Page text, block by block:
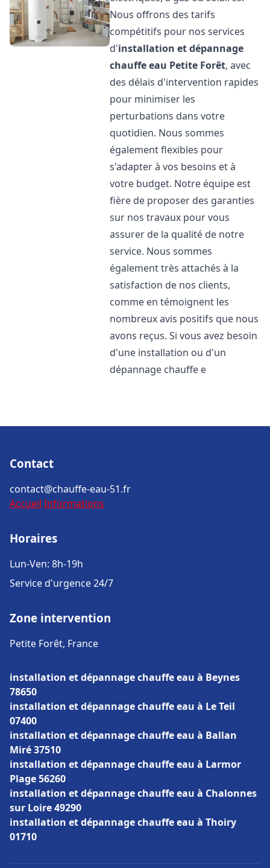
Nous offrons des tarifs
compétitifs pour nos services
d'installation et dépannage
chauffe eau Petite Forêt, avec
des délais d'intervention rapides
pour minimiser les
perturbations dans votre
quotidien. Nous sommes
également flexibles pour
s'adapter à vos besoins et à
votre budget. Notre équipe est
fière de proposer des garanties
sur nos travaux pour vous
assurer de la qualité de notre
service. Nous sommes
également très attachés à la
satisfaction de nos clients,
comme en témoignent les
nombreux avis positifs que nous
avons reçus. Si vous avez besoin
d'une installation ou d'un
dépannage chauffe e
Contact
contact@chauffe-eau-51.fr
Accueil Informations
Horaires
Lun-Ven: 8h-19h
Service d'urgence 24/7
Zone intervention
Petite Forêt, France
installation et dépannage chauffe eau à Beynes
78650
installation et dépannage chauffe eau à Le Teil
07400
installation et dépannage chauffe eau à Ballan
Miré 37510
installation et dépannage chauffe eau à Larmor
Plage 56260
installation et dépannage chauffe eau à Chalonnes
sur Loire 49290
installation et dépannage chauffe eau à Thoiry
01710